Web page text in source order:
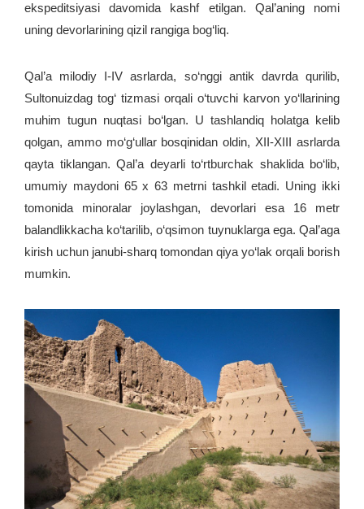
ekspeditsiyasi davomida kashf etilgan. Qal’aning nomi
uning devorlarining qizil rangiga bog‘liq.
Qal’a milodiy I-IV asrlarda, so‘nggi antik davrda qurilib,
Sultonuizdag tog‘ tizmasi orqali o‘tuvchi karvon yo‘llarining
muhim tugun nuqtasi bo‘lgan. U tashlandiq holatga kelib
qolgan, ammo mo‘g‘ullar bosqinidan oldin, XII-XIII asrlarda
qayta tiklangan. Qal’a deyarli to‘rtburchak shaklida bo‘lib,
umumiy maydoni 65 x 63 metrni tashkil etadi. Uning ikki
tomonida minoralar joylashgan, devorlari esa 16 metr
balandlikkacha ko‘tarilib, o‘qsimon tuynuklarga ega. Qal’aga
kirish uchun janubi-sharq tomondan qiya yo‘lak orqali borish
mumkin.